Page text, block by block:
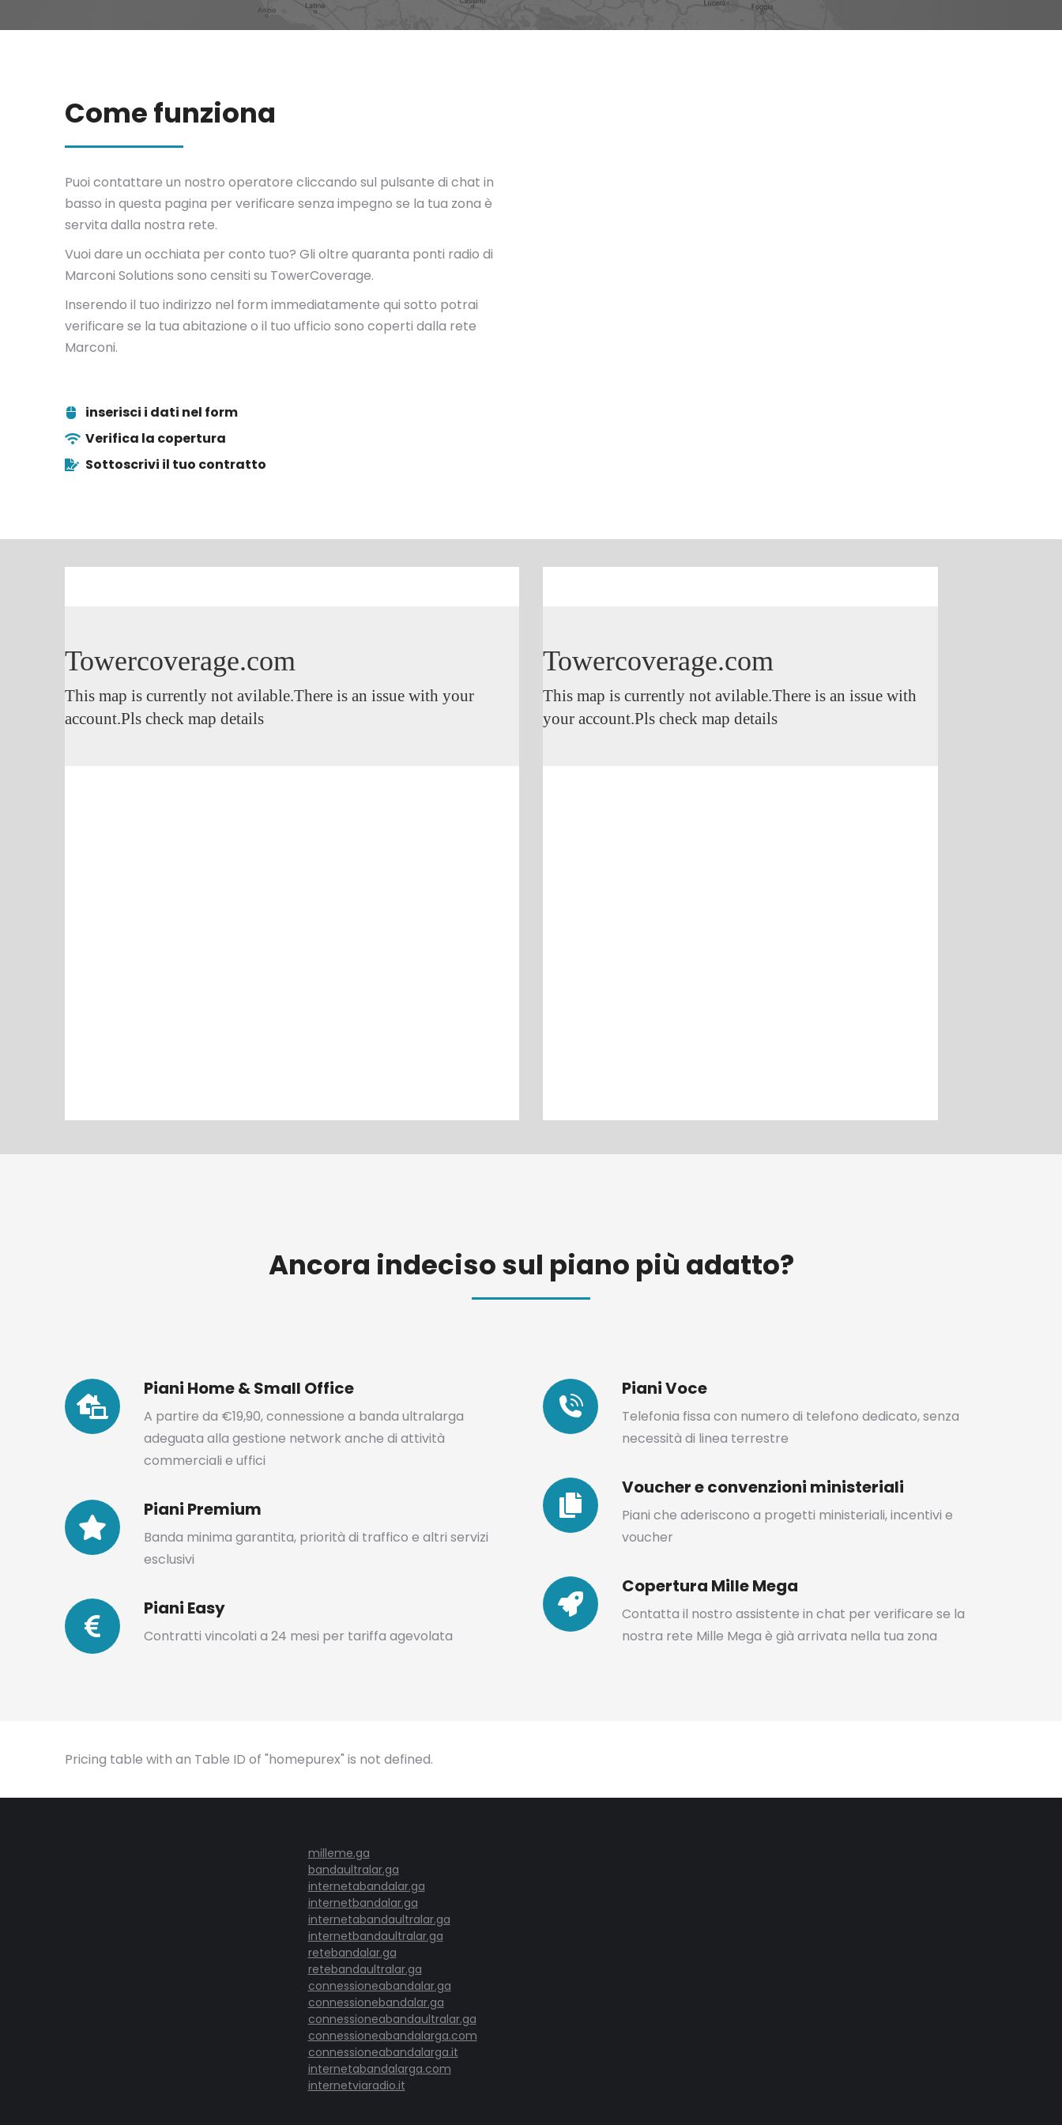
Come funziona
Puoi contattare un nostro operatore cliccando sul pulsante di chat in
basso in questa pagina per verificare senza impegno se la tua zona è
servita dalla nostra rete.
Vuoi dare un occhiata per conto tuo? Gli oltre quaranta ponti radio di
Marconi Solutions sono censiti su TowerCoverage.
Inserendo il tuo indirizzo nel form immediatamente qui sotto potrai
verificare se la tua abitazione o il tuo ufficio sono coperti dalla rete
Marconi.
inserisci i dati nel form
Verifica la copertura
Sottoscrivi il tuo contratto
Ancora indeciso sul piano più adatto?
Piani Home & Small Office
A partire da €19,90, connessione a banda ultralarga
adeguata alla gestione network anche di attività
commerciali e uffici
Piani Premium
Banda minima garantita, priorità di traffico e altri servizi
esclusivi
Piani Easy
Contratti vincolati a 24 mesi per tariffa agevolata
Piani Voce
Telefonia fissa con numero di telefono dedicato, senza
necessità di linea terrestre
Voucher e convenzioni ministeriali
Piani che aderiscono a progetti ministeriali, incentivi e
voucher
Copertura Mille Mega
Contatta il nostro assistente in chat per verificare se la
nostra rete Mille Mega è già arrivata nella tua zona
Pricing table with an Table ID of "homepurex" is not defined.
milleme.ga
bandaultralar.ga
internetabandalar.ga
internetbandalar.ga
internetabandaultralar.ga
internetbandaultralar.ga
retebandalar.ga
retebandaultralar.ga
connessioneabandalar.ga
connessionebandalar.ga
connessioneabandaultralar.ga
connessioneabandalarga.com
connessioneabandalarga.it
internetabandalarga.com
internetviaradio.it